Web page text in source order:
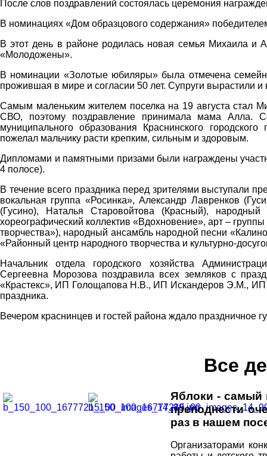
После слов поздравлений состоялась церемония
В номинациях «Дом образцового содержания»
В этот день в районе родилась новая семья Михаила
«Молодожены».
В номинации «Золотые юбиляры» была отмечена
прожившая в мире и согласии 50 лет. Супруги вырастили
Самым маленьким жителем поселка на 19 августа стал
СВО, поэтому поздравление принимала мама Алла.
муниципального образования Краснинского
пожелал мальчику расти крепким, сильным и здоровым.
Дипломами и памятными призами были награждены
4 полосе).
В течение всего праздника перед зрителями выступали
вокальная группа «Росинка», Александр Лавренков
(Гусино), Наталья Старовойтова (Красный),
хореографический коллектив «Вдохновение», арт –
творчества»), народный ансамбль народной песни
«Районный центр народного творчества и культурно-
Начальник отдела городского хозяйства
Сергеевна Морозова поздравила всех земляков с
«Крастекс», ИП Голощапова Н.В., ИП Искандеров Э.М.,
праздника.
Вечером краснинцев и гостей района ждало праздничное
Все
Яблоки - самый
преподнести
раз в нашем
Организаторами